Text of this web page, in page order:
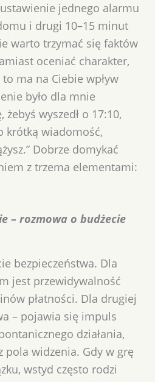
jednego alarmu
i drugi 10–15 minut
warto trzymać się faktów
oceniać charakter,
ma na Ciebie wpływ
było dla mnie
wyszedł o 17:10,
krótką wiadomość,
Dobrze domykać
z trzema elementami:
– rozmowa o budżecie
bezpieczeństwa. Dla
jest przewidywalność
płatności. Dla drugiej
– pojawia się impuls
działania,
pola widzenia. Gdy w grę
wstyd często rodzi